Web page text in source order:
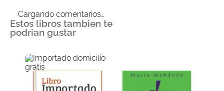
Cargando comentarios…
Estos libros tambien te
podrian gustar